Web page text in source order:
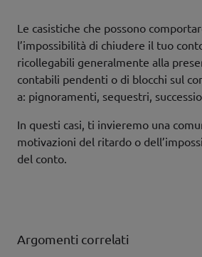
Le casistiche che possono
l’impossibilità di chiudere il tuo
ricollegabili generalmente alla
contabili pendenti o di blocchi sul
a: pignoramenti, sequestri,
In questi casi, ti invieremo una
motivazioni del ritardo o
del conto.
Argomenti correlati